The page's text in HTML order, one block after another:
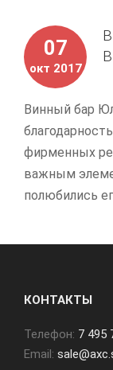
07
окт 2017
Винный бар
фирменных
важным
полюбились
КОНТАКТЫ
Телефон: 7 495
Email: